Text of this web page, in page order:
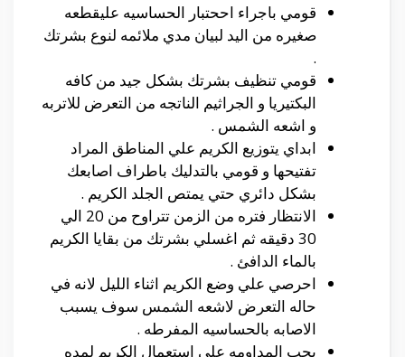
قومي باجراء اححتبار الحساسيه عليقطعه
صغيره من اليد لبيان مدي ملائمه لنوع بشرتك
.
قومي تنظيف بشرتك بشكل جيد من كافه
البكتيريا و الجراثيم الناتجه من التعرض للاتربه
و اشعه الشمس .
ابداي يتوزيع الكريم علي المناطق المراد
تفتيحها و قومي بالتدليك باطراف اصابعك
بشكل دائري حتي يمتص الجلد الكريم .
الانتظار فتره من الزمن تتراوح من 20 الي
30 دقيقه ثم اغسلي بشرتك من بقايا الكريم
بالماء الدافئ .
احرصي علي وضع الكريم اثناء الليل لانه في
حاله التعرض لاشعه الشمس سوف يسبب
الاصابه بالحساسيه المفرطه .
يجب المداومه علي استعمال الكريم لمده